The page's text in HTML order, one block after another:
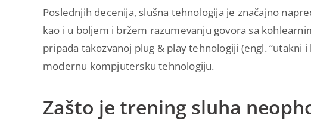
Poslednjih decenija, slušna tehnologija je značajno
kao i u boljem i bržem razumevanju govora sa
pripada takozvanoj plug & play tehnologiji (engl. “utakni
modernu kompjutersku tehnologiju.
Zašto je trening sluha